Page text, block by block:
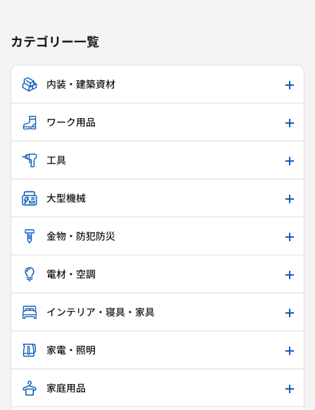
カテゴリー一覧
内装・建築資材
ワーク用品
工具
大型機械
金物・防犯防災
電材・空調
インテリア・寝具・家具
家電・照明
家庭用品